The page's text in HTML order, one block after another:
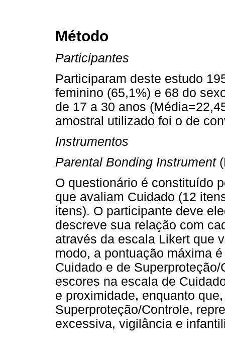
Método
Participantes
Participaram deste estudo
feminino (65,1%) e 68 do
de 17 a 30 anos
amostral utilizado foi o de
Instrumentos
Parental Bonding Instrument
O questionário é constituído
que avaliam Cuidado (12
itens). O participante deve
descreve sua relação com
através da escala Likert que
modo, a pontuação máxima
Cuidado e de
escores na escala de
e proximidade, enquanto
Superproteção/Controle,
excessiva, vigilância e